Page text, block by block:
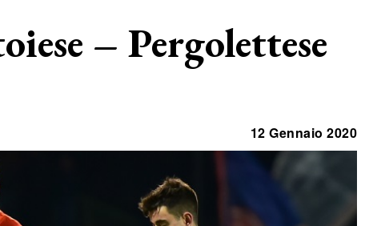
– Pergolettese
12 Gennaio 2020